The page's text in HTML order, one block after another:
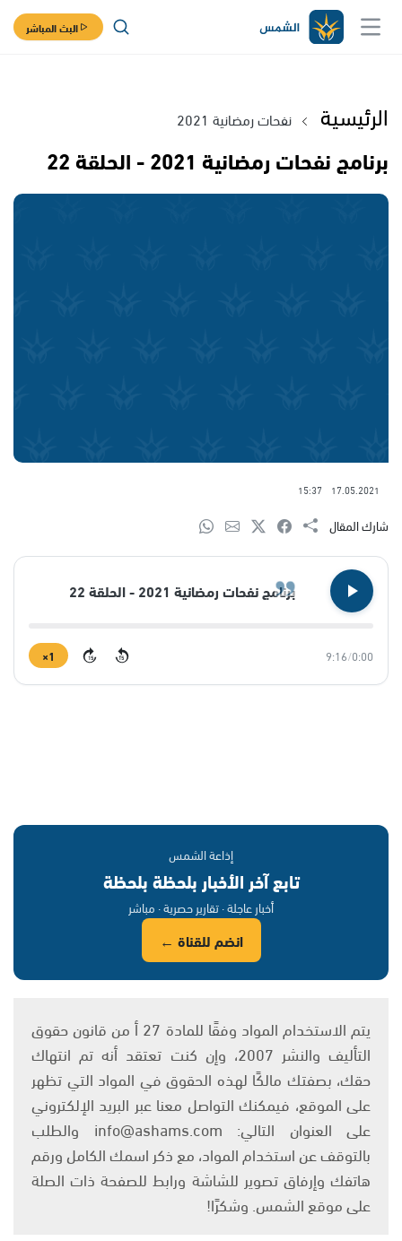
البث المباشر
الرئيسية نفحات رمضانية 2021
برنامج نفحات رمضانية 2021 - الحلقة 22
17.05.2021
15:37
شارك المقال
برنامج نفحات رمضانية 2021 - الحلقة 22
0:00
/
9:16
15
15
1×
إذاعة الشمس
تابع آخر الأخبار بلحظة بلحظة
أخبار عاجلة · تقارير حصرية · مباشر
انضم للقناة ←
يتم الاستخدام المواد وفقًا للمادة 27 أ من قانون حقوق
التأليف والنشر 2007، وإن كنت تعتقد أنه تم انتهاك
حقك، بصفتك مالكًا لهذه الحقوق في المواد التي تظهر
على الموقع، فيمكنك التواصل معنا عبر البريد الإلكتروني
على العنوان التالي: info@ashams.com والطلب
بالتوقف عن استخدام المواد، مع ذكر اسمك الكامل ورقم
هاتفك وإرفاق تصوير للشاشة ورابط للصفحة ذات الصلة
على موقع الشمس. وشكرًا!